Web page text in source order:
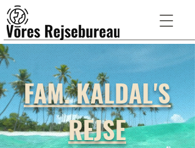
FAM. KALDAL'S
REJSE